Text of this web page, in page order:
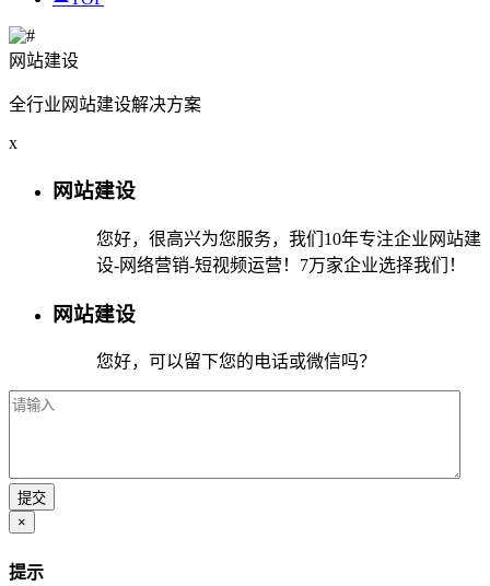
网站建设
全行业网站建设解决方案
x
网站建设
您好，很高兴为您服务，我们10年专注企业网站建
设-网络营销-短视频运营！7万家企业选择我们！
网站建设
您好，可以留下您的电话或微信吗？
×
提示